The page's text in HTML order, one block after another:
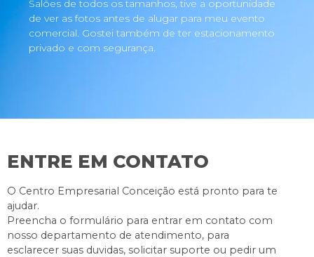
Salões de todos os tamanhos, tive a oportunidade
de ver as fotos antes de alugar para meu evento
comercial. Gostei também de ter estacionamento
privado e com segurança.
ENTRE EM CONTATO
O Centro Empresarial Conceição está pronto para te
ajudar.
Preencha o formulário para entrar em contato com
nosso departamento de atendimento, para
esclarecer suas duvidas, solicitar suporte ou pedir um